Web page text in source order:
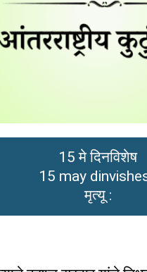
15 मे दिनविशेष
15 may
मृत्यू :